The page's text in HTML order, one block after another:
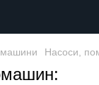
Насоси,